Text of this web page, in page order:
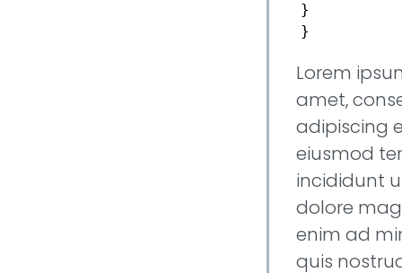
}
}
Lorem
amet,
adipiscing
eiusmod
incididunt
dolore
enim ad
quis